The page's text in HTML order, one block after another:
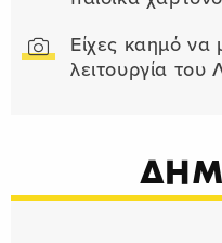
Είχες καημό να
λειτουργία του